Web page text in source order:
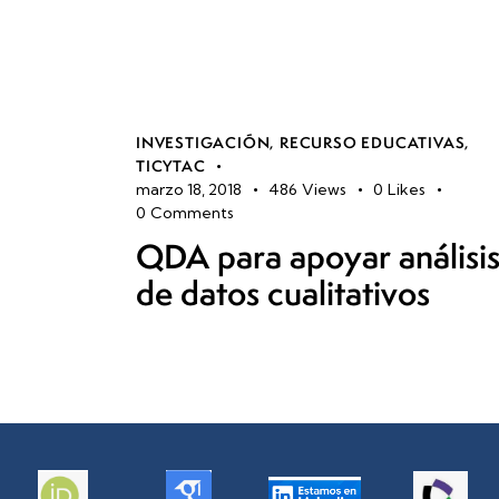
INVESTIGACIÓN, RECURSO EDUCATIVAS,
TICYTAC
marzo 18, 2018
486 Views 0 Likes
0 Comments
QDA para apoyar análisis
de datos cualitativos